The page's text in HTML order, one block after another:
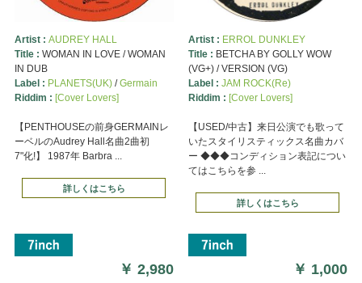
Artist : AUDREY HALL
Title : WOMAN IN LOVE / WOMAN
IN DUB
Label : PLANETS(UK)/Germain
Riddim : [Cover Lovers]
【PENTHOUSEの前身GERMAINレ
ーベルのAudrey Hall名曲2曲初
7"化!】 1987年 Barbra ...
詳しくはこちら
￥2,980
Artist : ERROL DUNKLEY
Title : BETCHA BY GOLLY WOW
(VG+) / VERSION (VG)
Label : JAM ROCK(Re)
Riddim : [Cover Lovers]
【USED/中古】来日公演でも歌って
いたスタイリスティックス名曲カバ
ー ◆◆◆コンディション表記につい
てはこちらを参 ...
詳しくはこちら
￥ 1,000